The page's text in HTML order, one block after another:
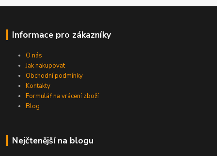
Informace pro zákazníky
O nás
Jak nakupovat
Obchodní podmínky
Kontakty
Formulář na vrácení zboží
Blog
Nejčtenější na blogu